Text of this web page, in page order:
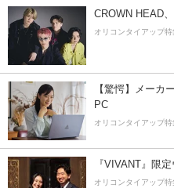
CROWN HEAD
オリコンタイアップ特
【驚愕】メーカ
PC
オリコンタイアップ特
『VIVANT』限
オリコンタイアップ特